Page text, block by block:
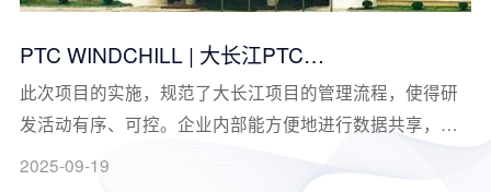
PTC WINDCHILL | 大长江PTC
Windchill（Project Link）项目案例分享
此次项目的实施，规范了大长江项目的管理流程，使得研
发活动有序、可控。企业内部能方便地进行数据共享，并
且保证了数据的准确性，为大长江的持续发展提供强大统
2025-09-19